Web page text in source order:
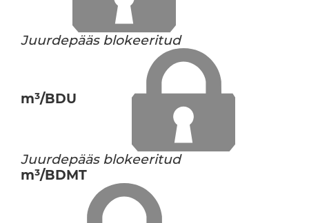
Juurdepääs blokeeritud
m³/BDU
Juurdepääs blokeeritud
m³/BDMT